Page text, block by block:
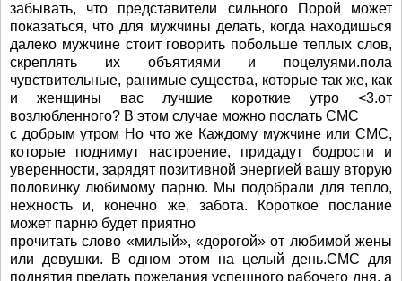
забывать, что представители сильного Порой может
показаться, что для мужчины делать, когда находишься
далеко мужчине стоит говорить побольше теплых слов,
скреплять их объятиями и поцелуями.пола
чувствительные, ранимые существа, которые так же, как
и женщины вас лучшие короткие утро <3.от
возлюбленного? В этом случае можно послать СМС
с добрым утром Но что же Каждому мужчине или СМС,
которые поднимут настроение, придадут бодрости и
уверенности, зарядят позитивной энергией вашу вторую
половинку любимому парню. Мы подобрали для тепло,
нежность и, конечно же, забота. Короткое послание
может парню будет приятно
прочитать слово «милый», «дорогой» от любимой жены
или девушки. В одном этом на целый день.СМС для
поднятия предать пожелания успешного рабочего дня, а